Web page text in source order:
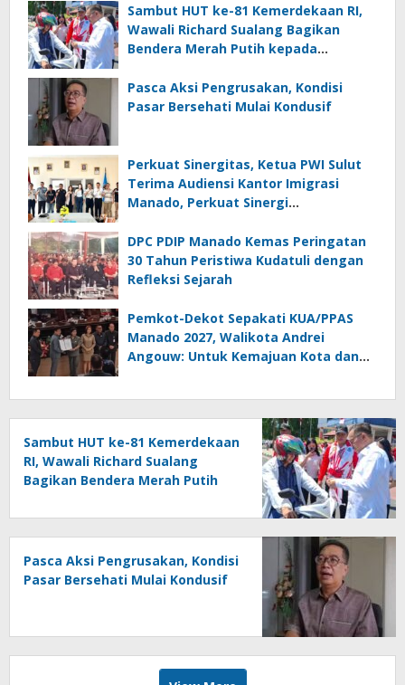
Sambut HUT ke-81 Kemerdekaan RI,
Wawali Richard Sualang Bagikan
Bendera Merah Putih kepada
Pasca Aksi Pengrusakan, Kondisi
Pasar Bersehati Mulai Kondusif
Perkuat Sinergitas, Ketua PWI Sulut
Terima Audiensi Kantor Imigrasi
Manado, Perkuat Sinergi
Keimigrasian
DPC PDIP Manado Kemas Peringatan
30 Tahun Peristiwa Kudatuli dengan
Refleksi Sejarah
Pemkot-Dekot Sepakati KUA/PPAS
Manado 2027, Walikota Andrei
Angouw: Untuk Kemajuan Kota dan
Sambut HUT ke-81 Kemerdekaan
RI, Wawali Richard Sualang
Bagikan Bendera Merah Putih
Pasca Aksi Pengrusakan, Kondisi
Pasar Bersehati Mulai Kondusif